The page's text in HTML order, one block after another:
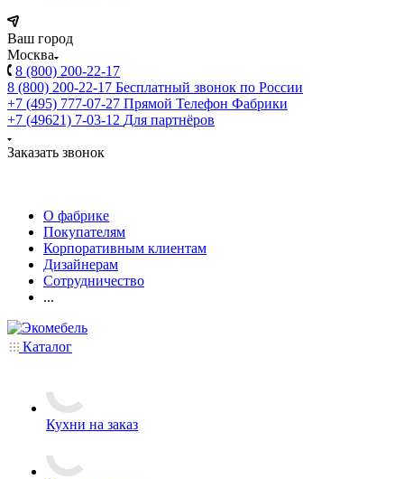
Ваш город
Москва
8 (800) 200-22-17
8 (800) 200-22-17 Бесплатный звонок по России
+7 (495) 777-07-27 Прямой Телефон Фабрики
+7 (49621) 7-03-12 Для партнёров
Заказать звонок
О фабрике
Покупателям
Корпоративным клиентам
Дизайнерам
Сотрудничество
...
Каталог
Кухни на заказ